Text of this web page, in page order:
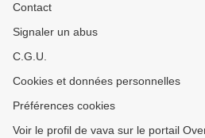
Contact
Signaler un abus
C.G.U.
Cookies et données personnelles
Préférences cookies
Voir le profil de vava sur le portail